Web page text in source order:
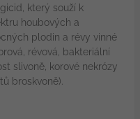
který souží k
houbových a
plodin a révy vinné
révová, bakteriální
slivoně, korové nekrózy
broskvoně).